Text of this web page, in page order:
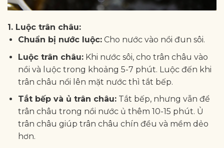
1. Luộc trân châu:
Chuẩn bị nước luộc:Cho nước vào nồi đun sôi.
Luộc trân châu:Khi nước sôi, cho trân châu vào
nồi và luộc trong khoảng 5-7 phút. Luộc đến khi
trân châu nổi lên mặt nước thì tắt bếp.
Tắt bếp và ủ trân châu:Tắt bếp, nhưng vẫn để
trân châu trong nồi nước ủ thêm 10-15 phút. Ủ
trân châu giúp trân châu chín đều và mềm dẻo
hơn.